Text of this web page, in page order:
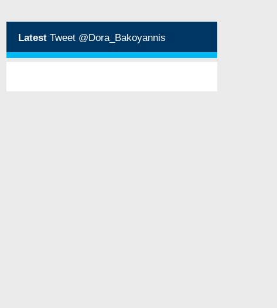
Latest Tweet @Dora_Bakoyannis